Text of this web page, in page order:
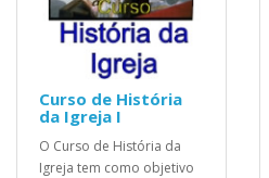
Curso de História
da Igreja I
O Curso de História da
Igreja tem como objetivo